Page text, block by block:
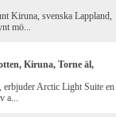
Kiruna, svenska Lappland,
mö...
Kiruna, Torne äl,
erbjuder Arctic Light Suite en
a...